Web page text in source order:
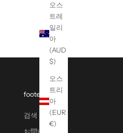
오스
트레
일리
아
(AUD
$)
오스
트리
아
(EUR
€)
footer menu
검색